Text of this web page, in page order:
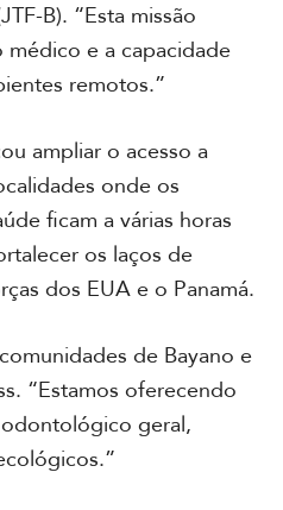
B). “Esta missão
e a capacidade
remotos.”
ampliar o acesso a
onde os
ficam a várias horas
os laços de
dos EUA e o Panamá.
de Bayano e
“Estamos oferecendo
geral,